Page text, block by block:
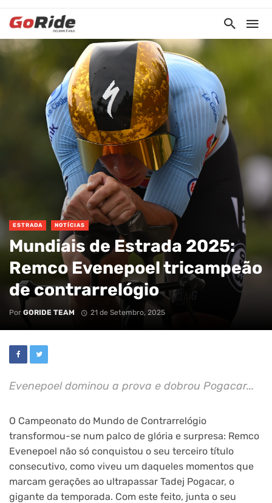
ESTRADA NOTÍCIAS
Mundiais de Estrada 2025:
Remco Evenepoel tricampeão
de contrarrelógio
Por GORIDE TEAM 21 de Setembro, 2025
Evenepoel dominou a prova e dobrou Pogacar...
O Campeonato do Mundo de Contrarrelógio
transformou-se num palco de glória e surpresa: Remco
Evenepoel não só conquistou o seu terceiro título
consecutivo, como viveu um daqueles momentos que
marcam gerações ao ultrapassar Tadej Pogacar, o
gigante da temporada. Com este feito, junta o seu